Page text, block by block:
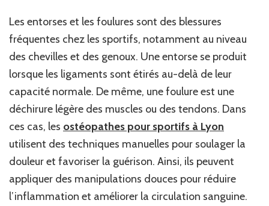
Les entorses et les foulures sont des blessures
fréquentes chez les sportifs, notamment au niveau
des chevilles et des genoux. Une entorse se produit
lorsque les ligaments sont étirés au-delà de leur
capacité normale. De même, une foulure est une
déchirure légère des muscles ou des tendons. Dans
ces cas, les ostéopathes pour sportifs à Lyon
utilisent des techniques manuelles pour soulager la
douleur et favoriser la guérison. Ainsi, ils peuvent
appliquer des manipulations douces pour réduire
l’inflammation et améliorer la circulation sanguine.